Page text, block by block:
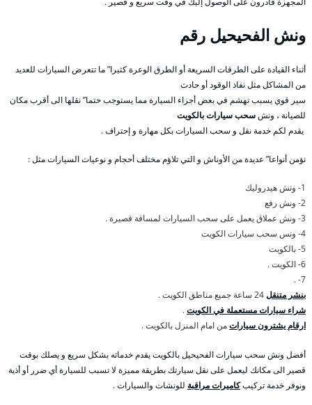
ونش الفحيحيل رقم
أثناء القيادة على الطرقات السريعة أو الطرق الوعرة كثيرا” ما تتعرض السيارات للعديد
من المشاكل مثل نفاذ الوقود أو حادث
سير قوي يسبب تهشم في بعض أجزاء السيارة مما يستوجب حتما” نقلها الى أقرب مكان
للصيانة ، ونشسحب سيارات بالكويت
يقدم لكم خدمة نقل و سحب السيارات بكل مهارة و إحتراف .
نؤمن أنواعا” عديدة من الأوناش و التي تلاؤم مختلف أحجام و نوعيات السيارات مثل :
1- ونش هيدروليك
2- ونش رفع
3- ونش عملاق يعمل على سحب السيارات لمسافة قصيرة .
4- ونس سحب سيارات الكويت
5- بالكويت
6- الكويت .
7- .
بنشر متنقل
شراء سيارات مستعملة في الكويت.
ارقام يشترون سياراتمن امام المنزل بالكويت .
أفضل ونش سحب سيارات الفحيحيل بالكويت يقدم خدماته بشكل سريع و يصلك بوقت
قصير الى مكانك ليعمل على نقل سيارتك بطريقة مميزة لا تسبب للسيارة أي ضرر أو أذية
ونوفر خدمة تركيبكاميرات مراقبة للونشات والسيارات .